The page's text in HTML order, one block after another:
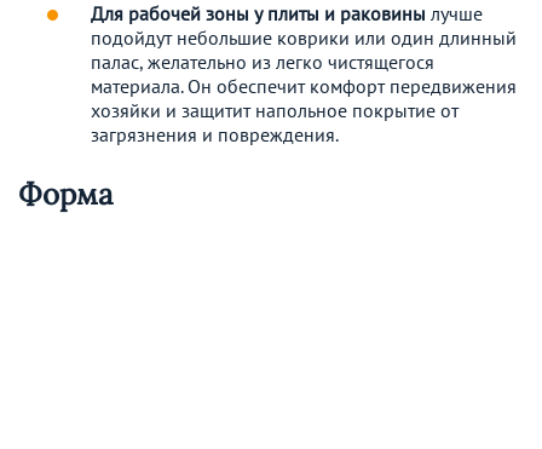
Для рабочей зоны у плиты и раковины лучше
подойдут небольшие коврики или один длинный
палас, желательно из легко чистящегося
материала. Он обеспечит комфорт передвижения
хозяйки и защитит напольное покрытие от
загрязнения и повреждения.
Форма